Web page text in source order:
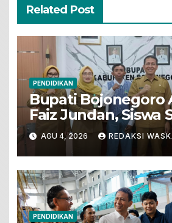
Related Post
PENDIDIKAN
Bupati Bojonegoro
Faiz Jundan, Siswa
Gunungsari
LKS Diksus Tingkat
AGU 4, 2026 REDAKSI
PENDIDIKAN